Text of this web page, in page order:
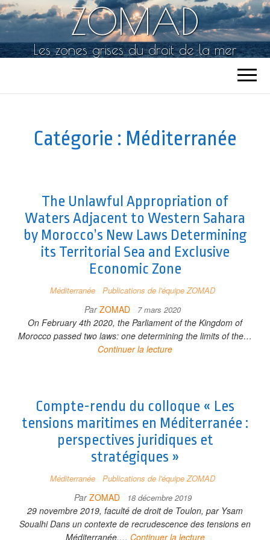
ZOMAD
Les zones grises du droit de la mer
Catégorie : Méditerranée
The Unlawful Appropriation of
Waters Adjacent to Western Sahara
by Morocco’s New Laws Determining
its Territorial Sea and Exclusive
Economic Zone
Méditerranée Publications de l'équipe ZOMAD
ParZOMAD 7 mars 2020
On February 4th 2020, the Parliament of the Kingdom of
Morocco passed two laws: one determining the limits of the…
Continuer la lecture
Compte-rendu du colloque « Les
tensions maritimes en Méditerranée :
perspectives juridiques et
stratégiques »
Méditerranée Publications de l'équipe ZOMAD
ParZOMAD 18 décembre 2019
29 novembre 2019, faculté de droit de Toulon, par Ysam
Soualhi Dans un contexte de recrudescence des tensions en
Méditerranée,… Continuer la lecture